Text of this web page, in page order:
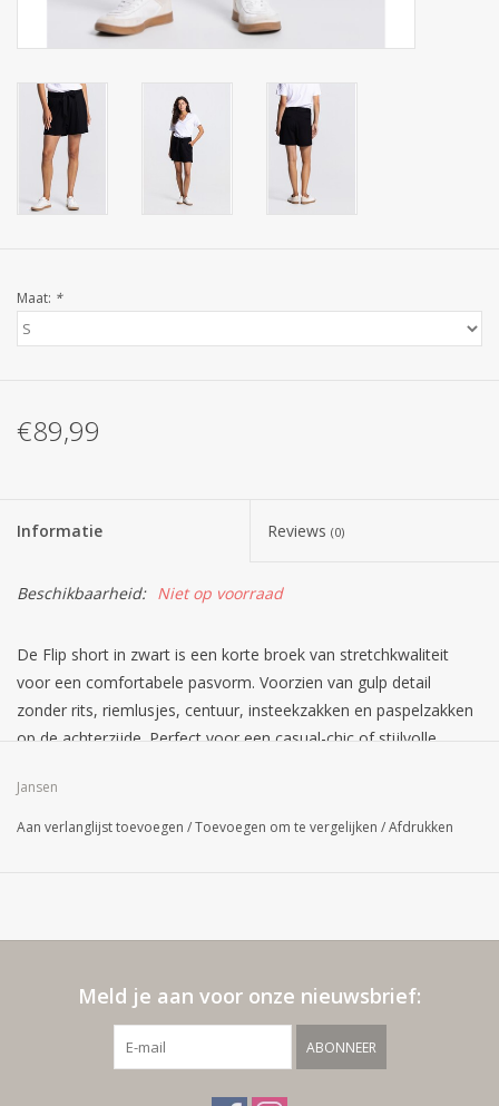
Maat: *
€89,99
Informatie Reviews (0)
Beschikbaarheid: Niet op voorraad
De Flip short in zwart is een korte broek van stretchkwaliteit
voor een comfortabele pasvorm. Voorzien van gulp detail
zonder rits, riemlusjes, centuur, insteekzakken en paspelzakken
op de achterzijde. Perfect voor een casual-chic of stijlvolle
Jansen
Aan verlanglijst toevoegen /Toevoegen om te vergelijken /Afdrukken
Meld je aan voor onze nieuwsbrief:
ABONNEER